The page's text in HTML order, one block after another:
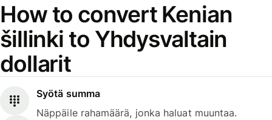
How to convert Kenian
šillinki to Yhdysvaltain
dollarit
Syötä summa
Näppäile rahamäärä, jonka haluat muuntaa.